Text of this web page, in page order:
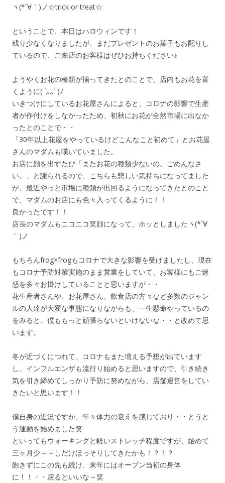
ヽ(*´∀｀)ノ☆trick or treat☆
ということで、本日はハロウィンです！
残り少なくなりましたが、まだプレゼントのお菓子もお配りし
ているので、ご来店のお客様はぜひお持ちください♪
ようやくお花の種類が揃ってきたとのことで、店内もお花を置
くように( ´灬` )ﾉ
いきつけにしているお花屋さんによると、コロナの影響で生産
者が作付けをしなかったため、初秋にお花が全然市場に出なか
ったとのことで・・
「30年以上花屋をやっているけどこんなこと初めて」とお花屋
さんのマダムも嘆いていました。
お店に顔を出すたび「またお花の種類少ないの。ごめんなさ
い。」と謝られるので、こちらも悲しい気持ちになってました
が、最近やっと市場に種類が出回るようになってきたとのこと
で、マダムのお店にも色々入ってくるように！！
良かったです！！
店長のマダムもニコニコ笑顔になって、ホッとしましたヽ(*´∀
｀)ノ
もちろんfrog×frogもコロナで大きな影響を受けましたし、現在
もコロナ予防対策実施のまま営業をしていて、お客様にもご迷
惑を多々お掛けしていることと思いますが・・
花生産者さんや、お花屋さん、飲食店の方々など多数のジャン
ルの人達が大変な事態になりながらも、一生懸命やっているの
をみると、僕ももっと頑張らないといけないな・・と改めて思
います。
冬が近づくにつれて、コロナもまた増える予想が出ています
し、インフルエンザも流行り始めると思いますので、引き続き
気を引き締めてしっかり予防に努めながら、店舗運営をしてい
きたいと思います！！
僕自身の近況ですが、年々体力の衰えを感じており・・とうと
う運動を始めました笑
といってもウォーキングと軽いストレッチ程度ですが、始めて
三ヶ月少～～しだけほっそりしてきたかも！？！？
飽きずにこの先も続け、来年にはオープン当初の身体
に！！・・戻るといいな～笑